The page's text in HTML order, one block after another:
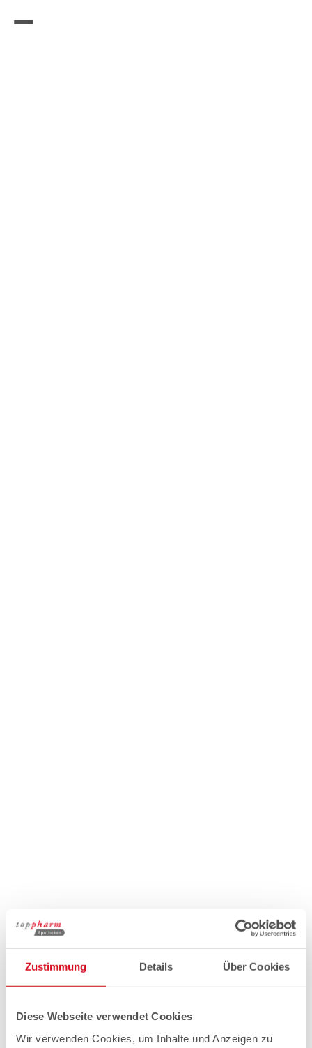
Zustimmung Details Über Cookies
Diese Webseite verwendet Cookies
Wir verwenden Cookies, um Inhalte und Anzeigen zu
Toggle